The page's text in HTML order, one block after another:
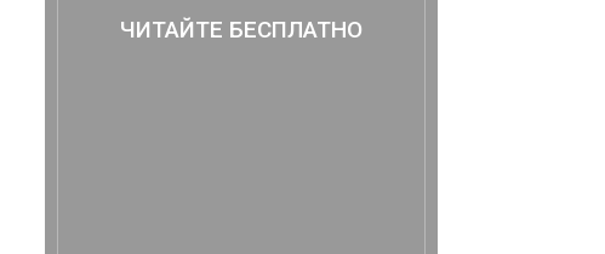
ЧИТАЙТЕ БЕСПЛАТНО